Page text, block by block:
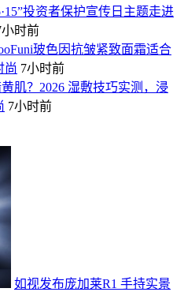
投资者保护宣传日主题走进
小时前
玻色因抗皱紧致面霜适合
尚 7小时前
肌？2026 湿敷技巧实测，浸
7小时前
如视发布庞加莱R1 手持实景